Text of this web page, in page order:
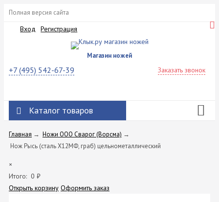
Полная версия сайта
Вход Регистрация
Магазин ножей
+7 (495) 542-67-39 Заказать звонок
Каталог товаров
Главная → Ножи ООО Сварог (Ворсма) →
Нож Рысь (сталь Х12МФ, граб) цельнометаллический
×
Итого: 0 ₽
Открыть корзину Оформить заказ